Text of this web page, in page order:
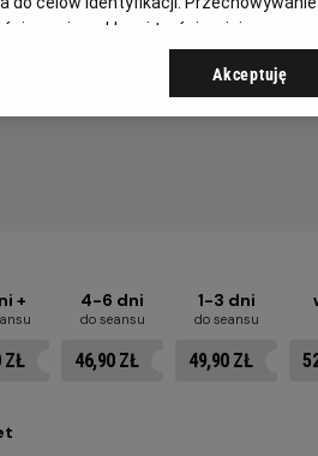
nie tylko tych sportowych.
się podczas transmisji
+ 4-6 dni
do seansu
1-3 dni
do seansu
ZŁ 46,90 ZŁ 49,90 ZŁ
pomiar reklam i treści, opinie
Akceptuję